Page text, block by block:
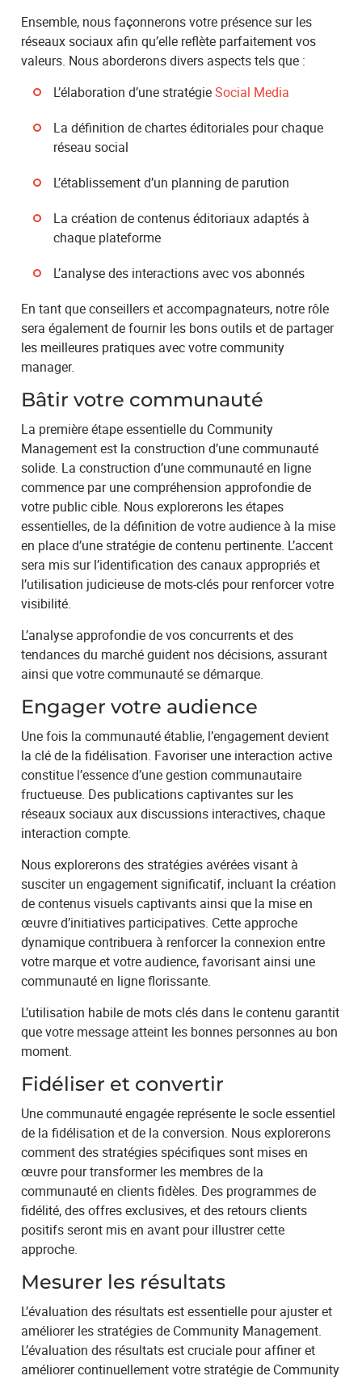
Ensemble, nous façonnerons votre présence sur les
réseaux sociaux afin qu’elle reflète parfaitement vos
valeurs. Nous aborderons divers aspects tels que :
L’élaboration d’une stratégieSocial Media
La définition de chartes éditoriales pour chaque
réseau social
L’établissement d’un planning de parution
La création de contenus éditoriaux adaptés à
chaque plateforme
L’analyse des interactions avec vos abonnés
En tant que conseillers et accompagnateurs, notre rôle
sera également de fournir les bons outils et de partager
les meilleures pratiques avec votre community
manager.
Bâtir votre communauté
La première étape essentielle du Community
Management est la construction d’une communauté
solide. La construction d’une communauté en ligne
commence par une compréhension approfondie de
votre public cible. Nous explorerons les étapes
essentielles, de la définition de votre audience à la mise
en place d’une stratégie de contenu pertinente. L’accent
sera mis sur l’identification des canaux appropriés et
l’utilisation judicieuse de mots-clés pour renforcer votre
visibilité.
L’analyse approfondie de vos concurrents et des
tendances du marché guident nos décisions, assurant
ainsi que votre communauté se démarque.
Engager votre audience
Une fois la communauté établie, l’engagement devient
la clé de la fidélisation. Favoriser une interaction active
constitue l’essence d’une gestion communautaire
fructueuse. Des publications captivantes sur les
réseaux sociaux aux discussions interactives, chaque
interaction compte.
Nous explorerons des stratégies avérées visant à
susciter un engagement significatif, incluant la création
de contenus visuels captivants ainsi que la mise en
œuvre d’initiatives participatives. Cette approche
dynamique contribuera à renforcer la connexion entre
votre marque et votre audience, favorisant ainsi une
communauté en ligne florissante.
L’utilisation habile de mots clés dans le contenu garantit
que votre message atteint les bonnes personnes au bon
moment.
Fidéliser et convertir
Une communauté engagée représente le socle essentiel
de la fidélisation et de la conversion. Nous explorerons
comment des stratégies spécifiques sont mises en
œuvre pour transformer les membres de la
communauté en clients fidèles. Des programmes de
fidélité, des offres exclusives, et des retours clients
positifs seront mis en avant pour illustrer cette
approche.
Mesurer les résultats
L’évaluation des résultats est essentielle pour ajuster et
améliorer les stratégies de Community Management.
L’évaluation des résultats est cruciale pour affiner et
améliorer continuellement votre stratégie de Community